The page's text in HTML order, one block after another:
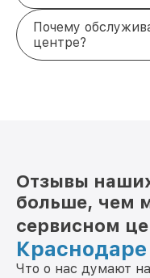
Почему
центре?
Отзывы
больше, чем
сервисном
Краснодаре
Что о нас думают